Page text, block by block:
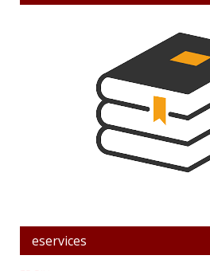
eservices